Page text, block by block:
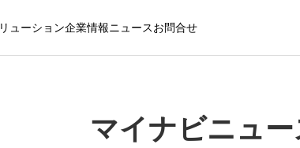
ューション企業情報ニュースお問合せ
マイナビニュ